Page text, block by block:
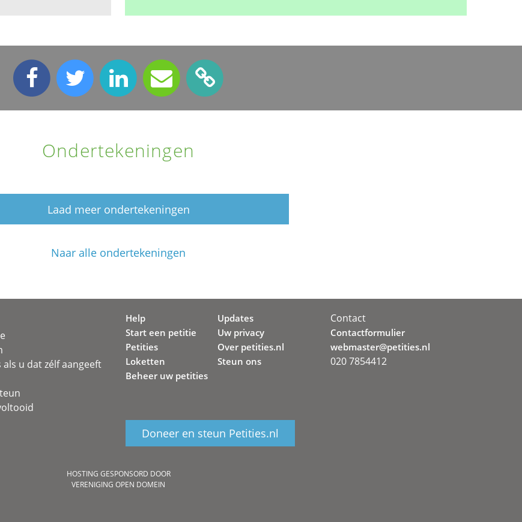
Ondertekeningen
Laad meer ondertekeningen
Naar alle ondertekeningen
u dat zélf aangeeft
Help
Start een petitie
Petities
Loketten
Beheer uw petities
Updates
Uw privacy
Over petities.nl
Steun ons
Doneer en steun Petities.nl
Contact
Contactformulier
webmaster@petities.nl
020 7854412
HOSTING GESPONSORD DOOR
VERENIGING OPEN DOMEIN